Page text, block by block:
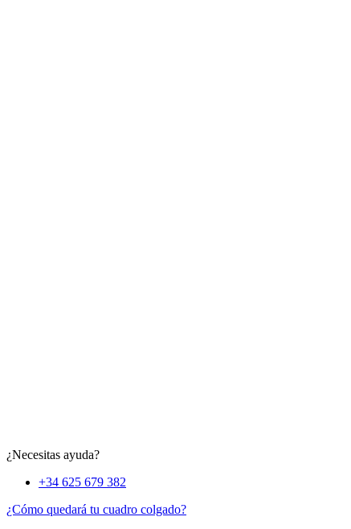
¿Necesitas ayuda?
+34 625 679 382
¿Cómo quedará tu cuadro colgado?